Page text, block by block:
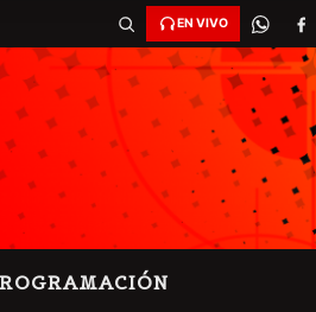
EN VIVO